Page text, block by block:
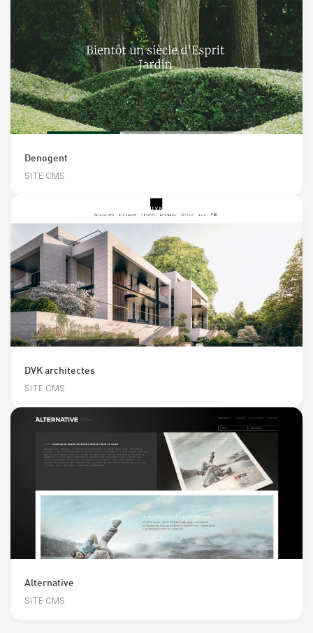
Denogent
SITE CMS
DVK architectes
SITE CMS
Alternative
SITE CMS